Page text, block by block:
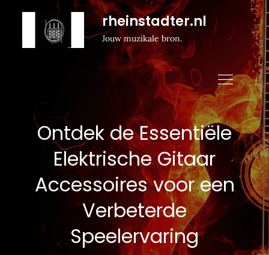
rheinstadter.nl
Jouw muzikale bron.
Ontdek de Essentiële
Elektrische Gitaar
Accessoires voor een
Verbeterde
Speelervaring